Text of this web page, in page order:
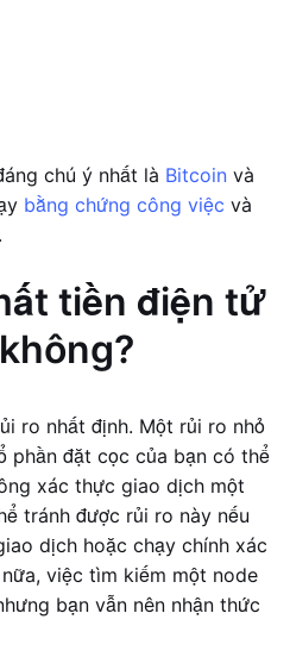
chú ý nhất là Bitcoin và
bằng chứng công việc và
tiền điện tử
ro nhất định. Một rủi ro nhỏ
phần đặt cọc của bạn có thể
xác thực giao dịch một
tránh được rủi ro này nếu
dịch hoặc chạy chính xác
việc tìm kiếm một node
bạn vẫn nên nhận thức